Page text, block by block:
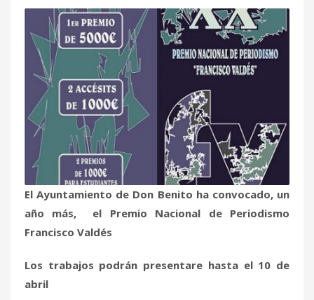
El Ayuntamiento de Don Benito ha convocado, un
año más, el Premio Nacional de Periodismo
Francisco Valdés
Los trabajos podrán presentare hasta el 10 de
abril